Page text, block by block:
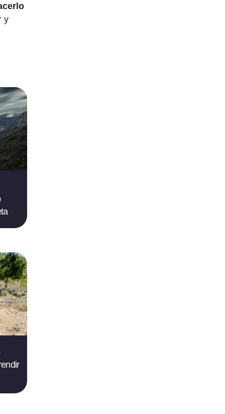
y